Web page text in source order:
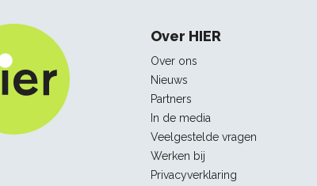
Footer
navigatie
Over HIER
Over ons
Nieuws
Partners
In de media
Veelgestelde vragen
Werken bij
Privacyverklaring